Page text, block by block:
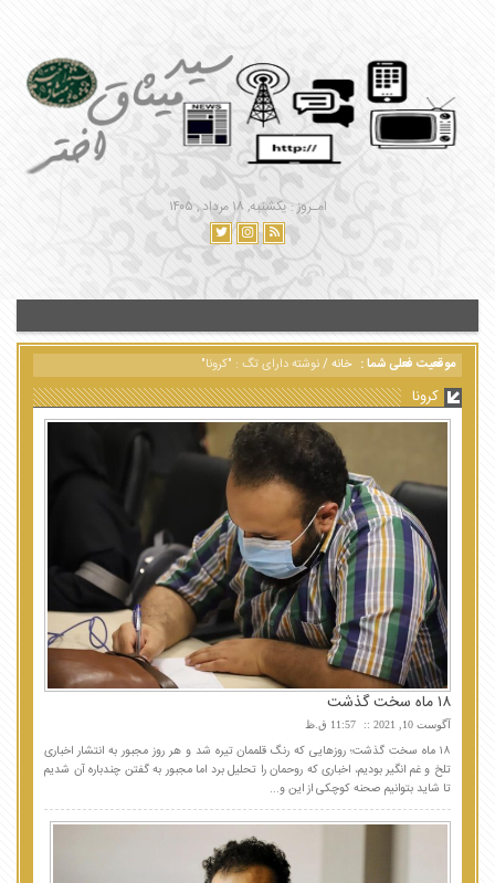
امـروز : یکشنبه, ۱۸ مرداد , ۱۴۰۵
موقعیت فعلی شما : خانه/نوشته دارای تگ : "کرونا"
کرونا
۱۸ ماه سخت گذشت
آگوست 10, 2021 11:57 ق.ظ
۱۸ ماه سخت گذشت؛ روزهایی که رنگ قلممان تیره شد و هر روز مجبور به انتشار اخباری
تلخ و غم انگیر بودیم، اخباری که روحمان را تحلیل برد اما مجبور به گفتن چندباره آن شدیم
تا شاید بتوانیم صحنه کوچکی از این و...